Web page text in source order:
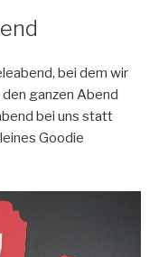
bei dem wir
ganzen Abend
bei uns statt
Goodie